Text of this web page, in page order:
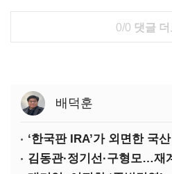
0/0 댓글 더
배덕훈